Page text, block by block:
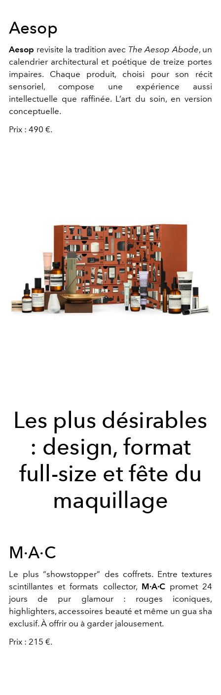
Aesop
Aesop revisite la tradition avec The Aesop Abode, un
calendrier architectural et poétique de treize portes
impaires. Chaque produit, choisi pour son récit
sensoriel, compose une expérience aussi
intellectuelle que raffinée. L’art du soin, en version
conceptuelle.
Prix : 490 €.
Les plus désirables
: design, format
full-size et fête du
maquillage
M·A·C
Le plus “showstopper” des coffrets. Entre textures
scintillantes et formats collector, M·A·Cpromet 24
jours de pur glamour : rouges iconiques,
highlighters, accessoires beauté et même un gua sha
exclusif. À offrir ou à garder jalousement.
Prix : 215 €.